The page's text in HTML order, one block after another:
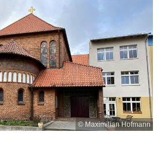
© Maximilian Hofmann